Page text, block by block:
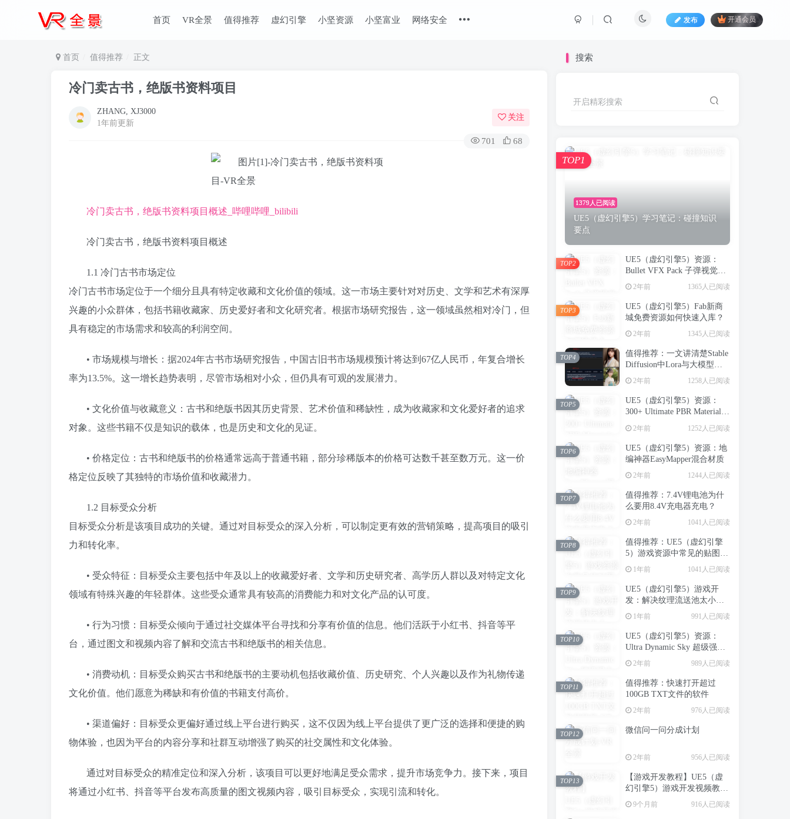
首页 VR全景 值得推荐 虚幻引擎 小坚资源 小坚富业 网络安全 发布 开通会员
首页 值得推荐 正文
冷门卖古书，绝版书资料项目
ZHANG, XJ3000
1年前更新
关注
701 68
冷门卖古书，绝版书资料项目概述_哔哩哔哩_bilibili
冷门卖古书，绝版书资料项目概述
1.1 冷门古书市场定位
冷门古书市场定位于一个细分且具有特定收藏和文化价值的领域。这一市场主要针对对历史、文学和艺术有深厚
兴趣的小众群体，包括书籍收藏家、历史爱好者和文化研究者。根据市场研究报告，这一领域虽然相对冷门，但
具有稳定的市场需求和较高的利润空间。
• 市场规模与增长：据2024年古书市场研究报告，中国古旧书市场规模预计将达到67亿人民币，年复合增长
率为13.5%。这一增长趋势表明，尽管市场相对小众，但仍具有可观的发展潜力。
• 文化价值与收藏意义：古书和绝版书因其历史背景、艺术价值和稀缺性，成为收藏家和文化爱好者的追求
对象。这些书籍不仅是知识的载体，也是历史和文化的见证。
• 价格定位：古书和绝版书的价格通常远高于普通书籍，部分珍稀版本的价格可达数千甚至数万元。这一价
格定位反映了其独特的市场价值和收藏潜力。
1.2 目标受众分析
目标受众分析是该项目成功的关键。通过对目标受众的深入分析，可以制定更有效的营销策略，提高项目的吸引
力和转化率。
• 受众特征：目标受众主要包括中年及以上的收藏爱好者、文学和历史研究者、高学历人群以及对特定文化
领域有特殊兴趣的年轻群体。这些受众通常具有较高的消费能力和对文化产品的认可度。
• 行为习惯：目标受众倾向于通过社交媒体平台寻找和分享有价值的信息。他们活跃于小红书、抖音等平
台，通过图文和视频内容了解和交流古书和绝版书的相关信息。
• 消费动机：目标受众购买古书和绝版书的主要动机包括收藏价值、历史研究、个人兴趣以及作为礼物传递
文化价值。他们愿意为稀缺和有价值的书籍支付高价。
• 渠道偏好：目标受众更偏好通过线上平台进行购买，这不仅因为线上平台提供了更广泛的选择和便捷的购
物体验，也因为平台的内容分享和社群互动增强了购买的社交属性和文化体验。
通过对目标受众的精准定位和深入分析，该项目可以更好地满足受众需求，提升市场竞争力。接下来，项目
将通过小红书、抖音等平台发布高质量的图文视频内容，吸引目标受众，实现引流和转化。
搜索
开启精彩搜索
1379人已阅读
UE5（虚幻引擎5）学习笔记：碰撞知识
要点
TOP1
UE5（虚幻引擎5）资源：
Bullet VFX Pack 子弹视觉特
效包
2年前 1365人已阅读
TOP2
UE5（虚幻引擎5）Fab新商
城免费资源如何快速入库？
2年前 1345人已阅读
TOP3
值得推荐：一文讲清楚Stable
Diffusion中Lora与大模型的
区别（转载）
2年前 1258人已阅读
TOP4
UE5（虚幻引擎5）资源：
300+ Ultimate PBR Materials
Pack 写实建筑室内PBR材质
库
2年前 1252人已阅读
TOP5
UE5（虚幻引擎5）资源：地
编神器EasyMapper混合材质
2年前 1244人已阅读
TOP6
值得推荐：7.4V锂电池为什
么要用8.4V充电器充电？
2年前 1041人已阅读
TOP7
值得推荐：UE5（虚幻引擎
5）游戏资源中常见的贴图类
型（转载）
1年前 1041人已阅读
TOP8
UE5（虚幻引擎5）游戏开
发：解决纹理流送池太小，
造成场景中纹理模糊的问题
1年前 991人已阅读
TOP9
UE5（虚幻引擎5）资源：
Ultra Dynamic Sky 超级强大
的动态天空天气系统
2年前 989人已阅读
TOP10
值得推荐：快速打开超过
100GB TXT文件的软件
2年前 976人已阅读
TOP11
微信问一问分成计划
2年前 956人已阅读
TOP12
【游戏开发教程】UE5（虚
幻引擎5）游戏开发视频教
程：虚幻引擎5中创建第一人
称射击游戏_中英字幕
9个月前 916人已阅读
TOP13